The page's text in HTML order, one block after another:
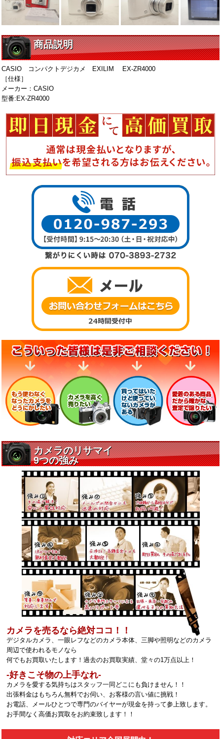
商品説明
CASIO コンパクトデジカメ EXILIM EX-ZR4000
［仕様］
メーカー：CASIO
型番:EX-ZR4000
カメラを売るなら絶対ココ！！
デジタルカメラ、一眼レフなどのカメラ本体、三脚や照明などのカメラ
周辺で使われるモノなら
何でもお買取いたします！過去のお買取実績、堂々の1万点以上！
‐好きこそ物の上手なれ‐
カメラを愛する気持ちはスタッフ一同どこにも負けません！！
出張料金はもちろん無料でお伺い、お客様の言い値に挑戦！
お電話、メールひとつで専門のバイヤーが現金を持って参上致します。
お手間なく高価お買取をお約束致します！！